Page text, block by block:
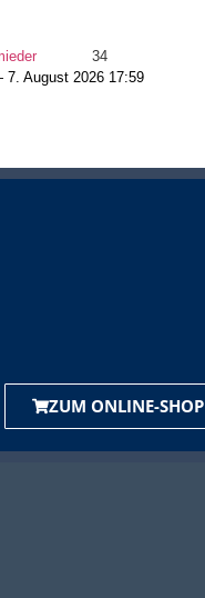
34
7. August 2026 17:59
ZUM ONLINE-SHOP